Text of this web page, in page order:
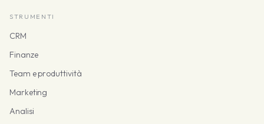
STRUMENTI
CRM
Finanze
Team e produttività
Marketing
Analisi